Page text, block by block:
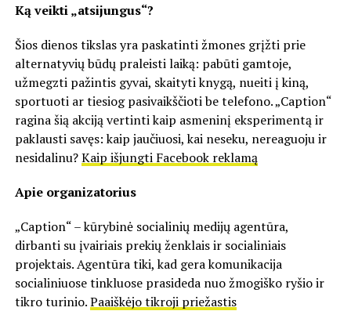
Ką veikti „atsijungus“?
Šios dienos tikslas yra paskatinti žmones grįžti prie
alternatyvių būdų praleisti laiką: pabūti gamtoje,
užmegzti pažintis gyvai, skaityti knygą, nueiti į kiną,
sportuoti ar tiesiog pasivaikščioti be telefono. „Caption“
ragina šią akciją vertinti kaip asmeninį eksperimentą ir
paklausti savęs: kaip jaučiuosi, kai neseku, nereaguoju ir
nesidalinu?Kaip išjungti Facebook reklamą
Apie organizatorius
„Caption“ – kūrybinė socialinių medijų agentūra,
dirbanti su įvairiais prekių ženklais ir socialiniais
projektais. Agentūra tiki, kad gera komunikacija
socialiniuose tinkluose prasideda nuo žmogiško ryšio ir
tikro turinio.Paaiškėjo tikroji priežastis